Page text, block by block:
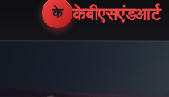
के केबीएसएंडआर्ट